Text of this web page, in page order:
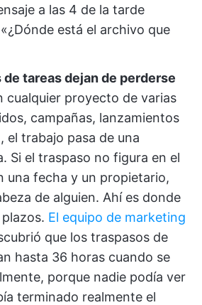
a las 4 de la tarde
está el archivo que
de tareas dejan de perderse
cualquier proyecto de varias
campañas, lanzamientos
el trabajo pasa de una
Si el traspaso no figura en el
una fecha y un propietario,
de alguien. Ahí es donde
El equipo de marketing
que los traspasos de
hasta 36 horas cuando se
porque nadie podía ver
terminado realmente el